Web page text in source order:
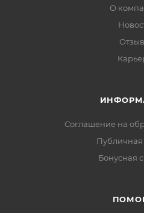
О
Соглашение на
Публичная
Бонусная